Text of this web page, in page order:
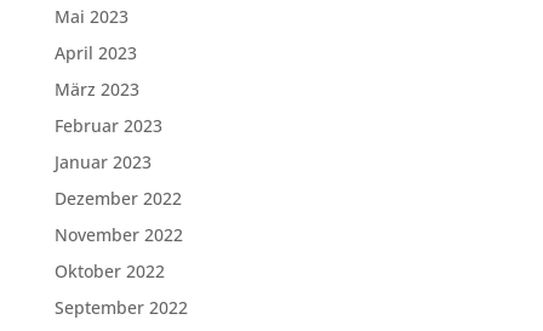
Mai 2023
April 2023
März 2023
Februar 2023
Januar 2023
Dezember 2022
November 2022
Oktober 2022
September 2022